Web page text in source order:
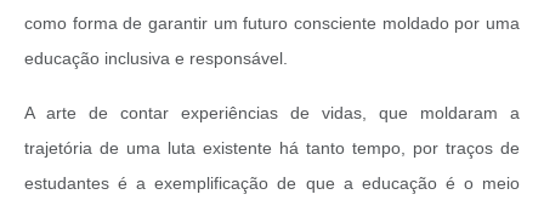
como forma de garantir um futuro consciente moldado por uma
educação inclusiva e responsável.
A arte de contar experiências de vidas, que moldaram a
trajetória de uma luta existente há tanto tempo, por traços de
estudantes é a exemplificação de que a educação é o meio